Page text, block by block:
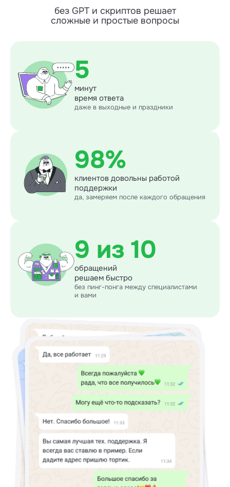
без GPT и скриптов решает
сложные и простые вопросы
5
минут
время ответа
даже в выходные и праздники
98%
клиентов довольны работой
поддержки
да, замеряем после каждого обращения
9 из 10
обращений
решаем быстро
без пинг-понга между специалистами
и вами